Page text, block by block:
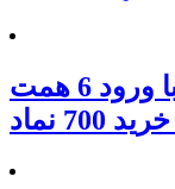
رشد 130 هزار واحدی بورس با ورود 6 همت
نماد